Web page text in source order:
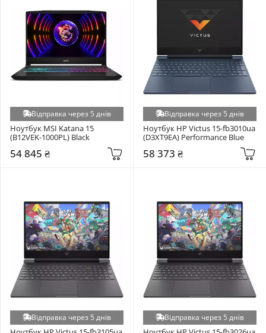
Відправка через 5 днів
Ноутбук MSI Katana 15
(B12VEK-1000PL) Black
54 845 ₴
Відправка через 5 днів
Ноутбук HP Victus 15-fb3010ua
(D3XT9EA) Performance Blue
58 373 ₴
Відправка через 5 днів Відправка через 5 днів